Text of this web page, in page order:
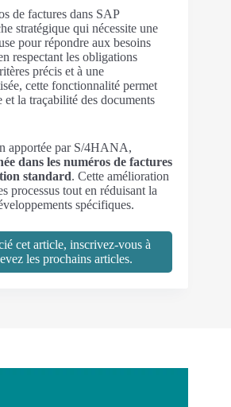
de factures dans SAP
stratégique qui nécessite une
pour répondre aux besoins
respectant les obligations
précis et à une
cette fonctionnalité permet
et la traçabilité des documents
apportée par S/4HANA,
dans les numéros de factures
standard. Cette amélioration
processus tout en réduisant la
spécifiques.
cet article, inscrivez-vous à
les prochains articles.